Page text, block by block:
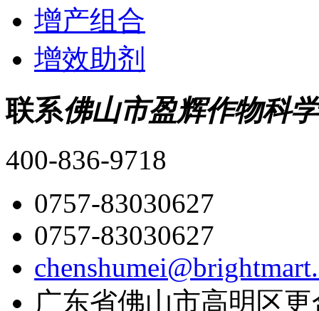
增产组合
增效助剂
联系佛山市盈辉作物科
400-836-9718
0757-83030627
0757-83030627
广东省佛山市高明区